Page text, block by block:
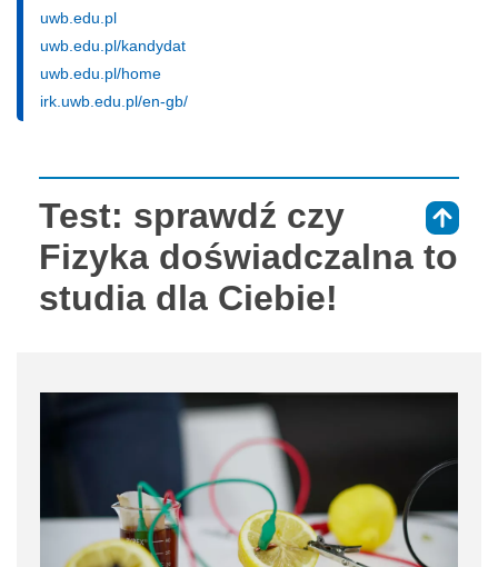
uwb.edu.pl
uwb.edu.pl/kandydat
uwb.edu.pl/home
irk.uwb.edu.pl/en-gb/
Test: sprawdź czy
Fizyka doświadczalna to
studia dla Ciebie!